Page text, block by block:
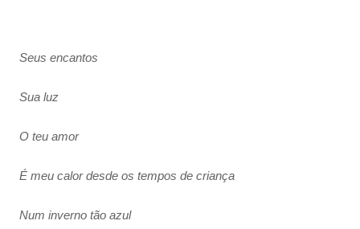
Seus encantos
Sua luz
O teu amor
É meu calor desde os tempos de criança
Num inverno tão azul